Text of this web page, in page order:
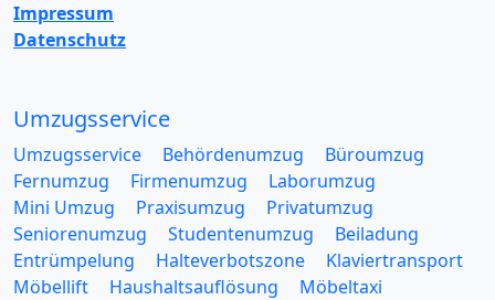
Impressum
Datenschutz
Umzugsservice
Umzugsservice Behördenumzug
Büroumzug
Fernumzug
Firmenumzug
Laborumzug
Mini Umzug
Praxisumzug
Privatumzug
Seniorenumzug
Studentenumzug
Beiladung
Entrümpelung
Halteverbotszone
Klaviertransport
Möbellift
Haushaltsauflösung
Möbeltaxi